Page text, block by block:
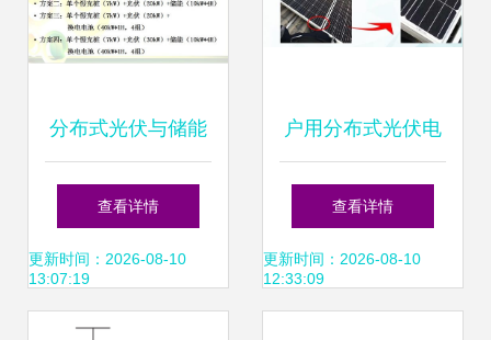
分布式光伏与储能
的独立型微电网商
业化发展前景及光
伏电力设计路径
查看详情
更新时间：2026-08-10
13:07:19
户用分布式光伏电
站运维指导手册 运
维与安全设计
查看详情
更新时间：2026-08-10
12:33:09